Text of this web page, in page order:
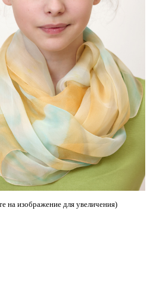
на изображение для увеличения)